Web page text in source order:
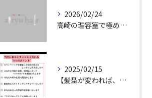
2026/02/24
高崎の理容室で極めるメンズカット技術
2025/02/15
【髪型が変われば、人生が変わる。